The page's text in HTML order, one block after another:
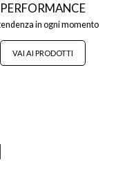
PERFORMANCE
in ogni momento
VAI AI PRODOTTI